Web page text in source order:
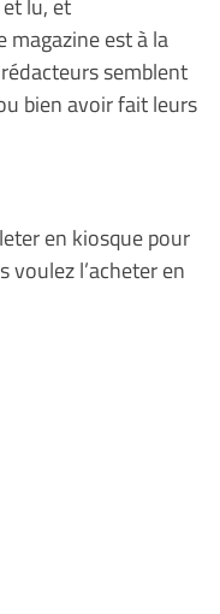
magazine est à la
semblent
bien avoir fait leurs
en kiosque pour
voulez l’acheter en